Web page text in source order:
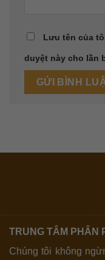
Lưu tên của
duyệt này cho lần
TRUNG TÂM PHÂN
Chúng tôi không